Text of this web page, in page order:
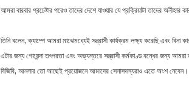
আমরা বারবার প্রচেষ্টার পরেও তাদের দেশে যাওয়ার যে প্রক্রিয়াটা তাদের অনীহার
তিনি বলেন, ক্যাম্পে আমরা মাঝেমধ্যেই সন্ত্রাসী কার্যক্রম লক্ষ্য করেছি এবং
এটার জন্য গোয়েন্দা তৎপরতা এবং অভ্যন্তরে সন্ত্রাসী কর্মকাণ্ড বন্ধের জন্য
বিজিবি, আনসার তো আছেই প্রয়োজনে আমাদের সেনাসদস্যরাও এতে অংশ নেবেন।